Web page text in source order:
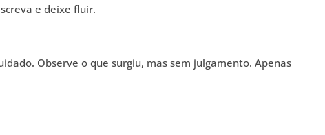
e deixe fluir.
Observe o que surgiu, mas sem julgamento. Apenas